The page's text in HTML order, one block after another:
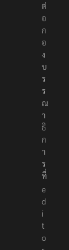
ต่
อ
ก
อ
ง
บ
ร
ร
ณ
า
ธิ
ก
า
ร
ที่
e
d
i
t
o